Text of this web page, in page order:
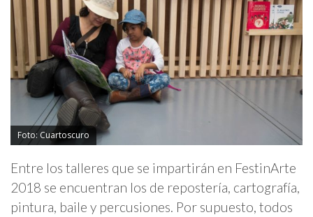
Foto: Cuartoscuro
Entre los talleres que se impartirán en FestinArte
2018 se encuentran los de repostería, cartografía,
pintura, baile y percusiones. Por supuesto, todos